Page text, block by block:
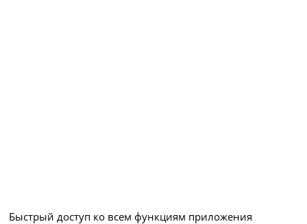
Быстрый доступ ко всем функциям приложения